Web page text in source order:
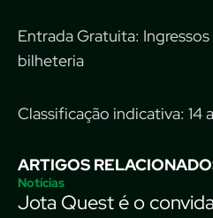
Entrada Gratuita:
bilheteria
Classificação indicativa: 14
ARTIGOS
Notícias
Jota Quest é o